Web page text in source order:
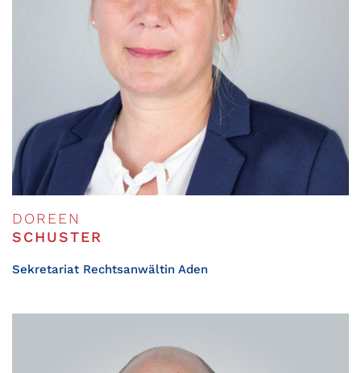
DOREEN
SCHUSTER
Sekretariat Rechtsanwältin Aden